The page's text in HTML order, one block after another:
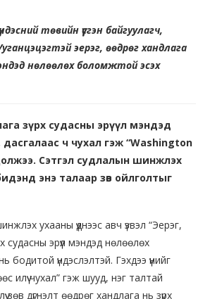
төвийн үүсгэн байгуулагч,
эерэг, өөдрөг хандлага
нөлөөлөх боломжтой эсэх
зүрх судасны эрүүл мэндэд
дасгалаас ч чухал гэж “Washington
Сэтгэл судлалын шинжлэх
энэ талаар зөв ойлголтыг
ухааны үүднээс авч үзвэл “Эерэг,
судасны эрүүл мэндэд нөлөөлөх
бодитой үндэслэлтэй. Гэхдээ үүнийг
илүү чухал” гэж шууд, нэг талтай
зөв дүгнэлт өөдрөг хандлага нь зүрх